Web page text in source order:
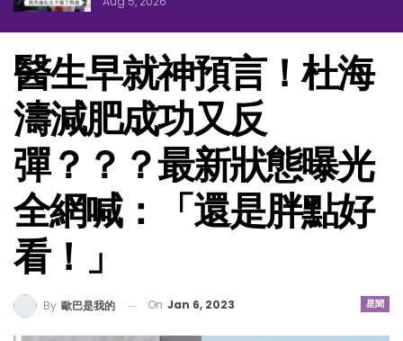
醫生早就神預言！杜海
濤減肥成功又反
彈？？？最新狀態曝光
全網喊：「還是胖點好
看！」
星聞
By 歐巴是我的 On Jan 6, 2023